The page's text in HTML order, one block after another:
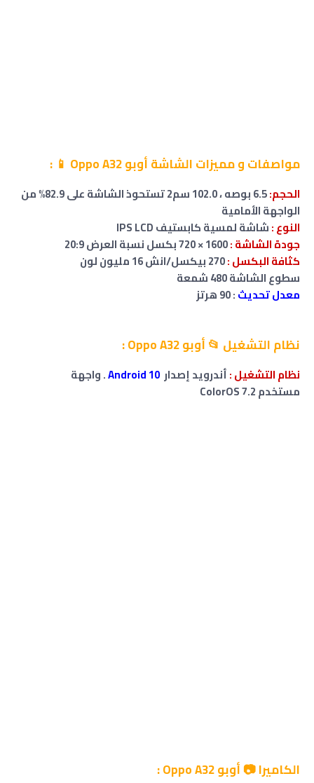
مواصفاتو مميزات الشاشةأوبو Oppo A32 📱
:
الحجم:
6.5 بوصه ، 102.0 سم2 تستحوذ الشاشة على 82.9% من
الواجهة الأمامية
النوع :شاشة لمسية كابستيف IPS LCD
جودة الشاشة :1600 × 720 بكسل نسبة العرض 20:9
كثافة البكسل :270 بيكسل/انش 16 مليون لون
سطوع الشاشة 480 شمعة
معدل تحديث: 90 هرتز
نظام التشغيل 📂أوبو Oppo A32 :
نظام التشغيل :أندرويد إصدار Android 10. واجهة
مستخدم ColorOS 7.2
الكاميرا 📷 أوبو Oppo A32 :